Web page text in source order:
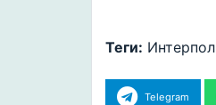
Теги: Интерпол
Telegram